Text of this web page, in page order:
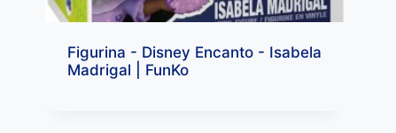
Figurina - Disney Encanto - Isabela
Madrigal | FunKo